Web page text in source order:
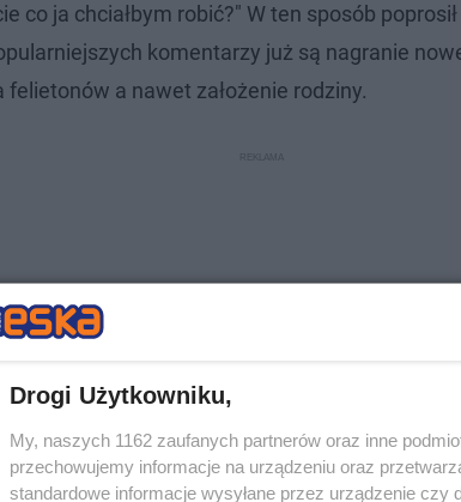
co ja chciałbym robić?" W ten sposób
komentarzy już są nagranie
a nawet założenie rodziny.
Drogi Użytkowniku,
My, naszych 1162 zaufanych partnerów oraz inne
przechowujemy informacje na urządzeniu oraz
standardowe informacje wysyłane przez urządzenie czy